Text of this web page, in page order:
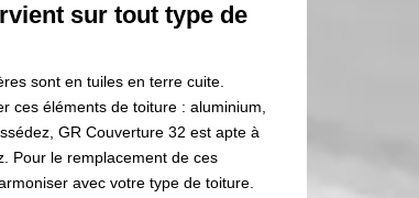
sur tout type de
sont en tuiles en terre cuite.
ces éléments de toiture : aluminium,
GR Couverture 32 est apte à
Pour le remplacement de ces
avec votre type de toiture.